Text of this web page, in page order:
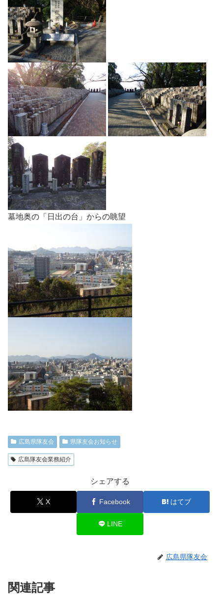
墓地奥の「日出の台」からの眺望
広島県隊友会 県隊友会お知らせ
広島隊友会業務紹介
シェアする
X Facebook はてブ
LINE
広島県隊友会
関連記事